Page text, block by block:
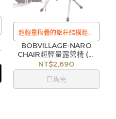
超輕量摺疊的鋁杆結構輕鬆
設置
/
訂購注意事項 :
商品流動性快且多個平台共
BOBVILLAGE-NARO
CHAIR超輕量露營椅 (三
色)
NT$2,690
已售完